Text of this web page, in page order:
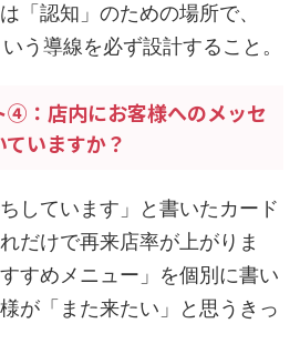
「認知」のための場所で、
う導線を必ず設計すること。
④：店内にお客様へのメッセ
いますか？
しています」と書いたカード
だけで再来店率が上がりま
すめメニュー」を個別に書い
が「また来たい」と思うきっ